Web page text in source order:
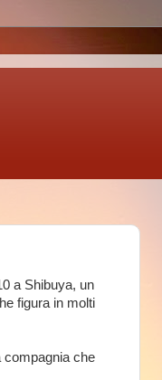
a Shibuya, un
figura in molti
compagnia che